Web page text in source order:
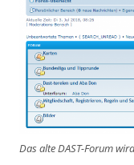
Das alte DAST-Forum